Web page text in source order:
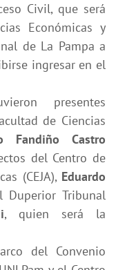
Civil, que será
Económicas y
de La Pampa a
ingresar en el
presentes
de Ciencias
Fandiño Castro
del Centro de
(CEJA), Eduardo
Duperior Tribunal
, quien será la
del Convenio